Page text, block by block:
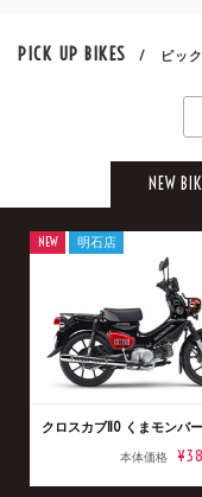
PICK UP BIKES / ピック
NEW
クロスカブ110 くまモンバ
本体価格
NEW 明石店